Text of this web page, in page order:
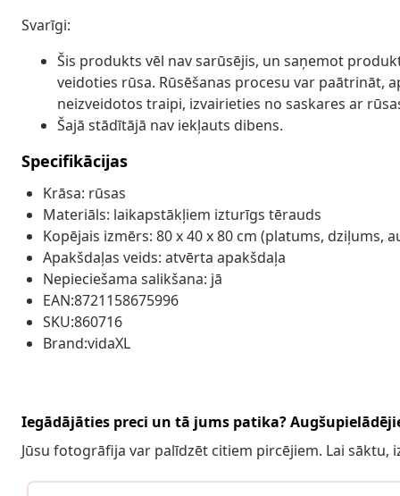
Svarīgi:
Šis produkts vēl nav sarūsējis, un saņemot
veidoties rūsa. Rūsēšanas procesu var paātrināt,
neizveidotos traipi, izvairieties no saskares ar
Šajā stādītājā nav iekļauts dibens.
Specifikācijas
Krāsa: rūsas
Materiāls: laikapstākļiem izturīgs tērauds
Kopējais izmērs: 80 x 40 x 80 cm (platums, dziļums,
Apakšdaļas veids: atvērta apakšdaļa
Nepieciešama salikšana: jā
EAN:8721158675996
SKU:860716
Brand:vidaXL
Iegādājāties preci un tā jums patika?
Jūsu fotogrāfija var palīdzēt citiem pircējiem. Lai sāktu,